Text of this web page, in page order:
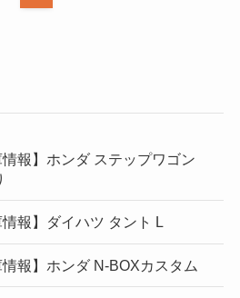
情報】ホンダ ステップワゴン
情報】ダイハツ タント L
情報】ホンダ N-BOXカスタム